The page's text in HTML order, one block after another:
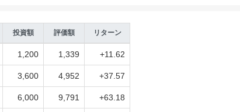
投資額 評価額 リターン
1,200 1,339 +11.62
3,600 4,952 +37.57
6,000 9,791 +63.18